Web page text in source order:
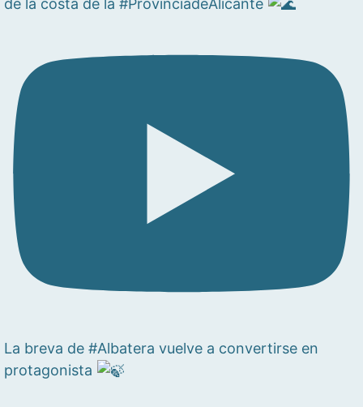
La breva de #Albatera vuelve a convertirse en
protagonista